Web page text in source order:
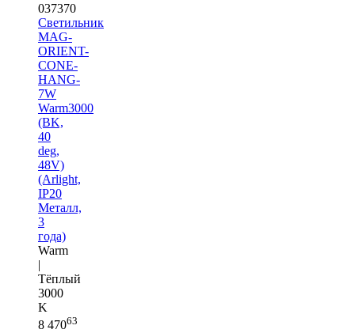
037370
Светильник
MAG-
ORIENT-
CONE-
HANG-
7W
Warm3000
(BK,
40
deg,
48V)
(Arlight,
IP20
Металл,
3
года)
Warm
|
Тёплый
3000
K
8 47063